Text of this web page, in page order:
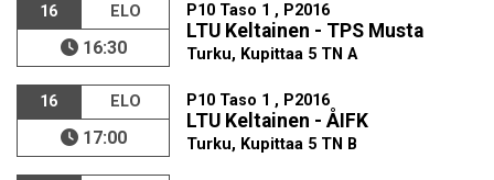
16 ELO
16:30
P10 Taso 1 , P2016
LTU Keltainen - TPS Musta
Turku, Kupittaa 5 TN A
16 ELO
17:00
P10 Taso 1 , P2016
LTU Keltainen - ÅIFK
Turku, Kupittaa 5 TN B